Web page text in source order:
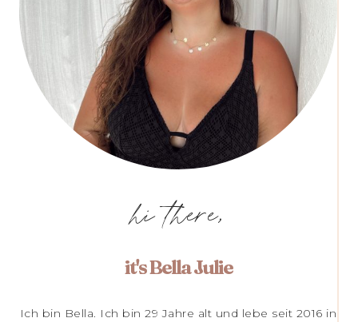
hi there,
it's Bella Julie
Ich bin Bella. Ich bin 29 Jahre alt und lebe seit 2016 in